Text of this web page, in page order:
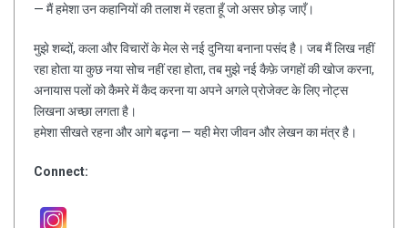
— मैं हमेशा उन कहानियों की तलाश में रहता हूँ जो असर छोड़ जाएँ।
मुझे शब्दों, कला और विचारों के मेल से नई दुनिया बनाना पसंद है। जब मैं लिख नहीं
रहा होता या कुछ नया सोच नहीं रहा होता, तब मुझे नई कैफ़े जगहों की खोज करना,
अनायास पलों को कैमरे में कैद करना या अपने अगले प्रोजेक्ट के लिए नोट्स
लिखना अच्छा लगता है।
हमेशा सीखते रहना और आगे बढ़ना — यही मेरा जीवन और लेखन का मंत्र है।
Connect: